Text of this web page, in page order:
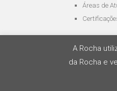
Áreas de
A Rocha
da Rocha e